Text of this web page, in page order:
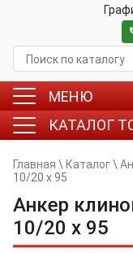
МЕНЮ
КАТАЛОГ
Главная \ Каталог\
10/20 x 95
Анкер
10/20 x 95